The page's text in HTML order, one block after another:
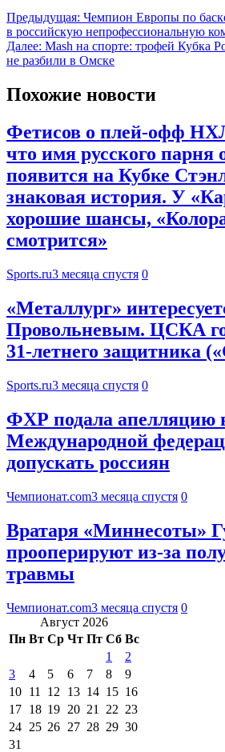
Предыдущая: Чемпион Европы по
в российскую непрофессиональную
Далее: Mash на спорте: трофей Кубка
не разбили в Омске
Похожие новости
Фетисов о плей-офф
что имя русского парня
появится на Кубке
знаковая история. У
хорошие шансы,
смотрится»
Sports.ru3 месяца спустя 0
«Металлург»
Провольневым. ЦСКА
31-летнего защитника
Sports.ru3 месяца спустя 0
ФХР подала апелляцию
Международной
допускать россиян
Чемпионат.com3 месяца спустя 0
Вратаря «Миннесоты»
прооперируют из-за
травмы
Чемпионат.com3 месяца спустя 0
Август 2026
Пн Вт Ср Чт Пт Сб Вс
1
2
3
4 5 6 7 8
9
10 11 12 13 14 15 16
17 18 19 20 21 22 23
24 25 26 27 28 29 30
31